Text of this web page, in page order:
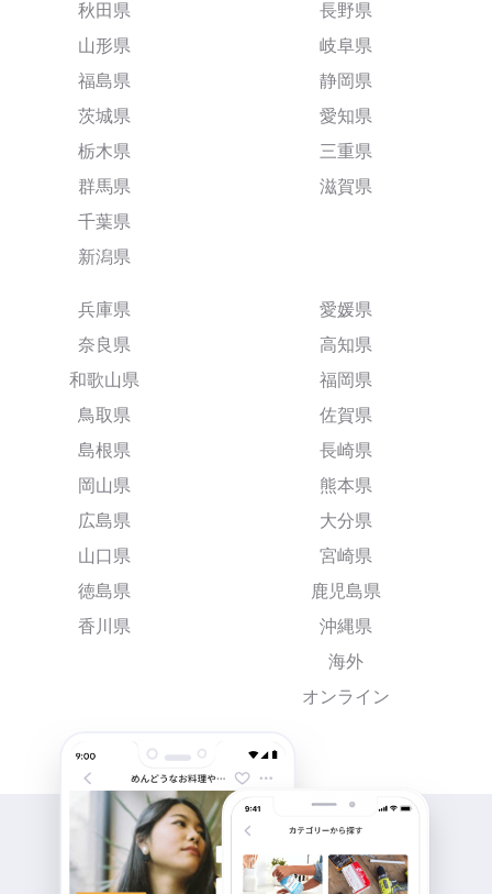
秋田県
山形県
福島県
茨城県
栃木県
群馬県
千葉県
新潟県
長野県
岐阜県
静岡県
愛知県
三重県
滋賀県
兵庫県
奈良県
和歌山県
鳥取県
島根県
岡山県
広島県
山口県
徳島県
香川県
愛媛県
高知県
福岡県
佐賀県
長崎県
熊本県
大分県
宮崎県
鹿児島県
沖縄県
海外
オンライン